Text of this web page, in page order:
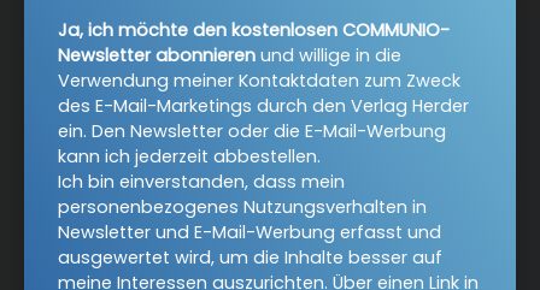
Abo online kündigen
Ja, ich möchte den kostenlosen COMMUNIO-
Newsletter abonnieren und willige in die
Verwendung meiner Kontaktdaten zum Zweck
des E-Mail-Marketings durch den Verlag Herder
ein. Den Newsletter oder die E-Mail-Werbung
kann ich jederzeit abbestellen.
Ich bin einverstanden, dass mein
personenbezogenes Nutzungsverhalten in
Newsletter und E-Mail-Werbung erfasst und
ausgewertet wird, um die Inhalte besser auf
meine Interessen auszurichten. Über einen Link in